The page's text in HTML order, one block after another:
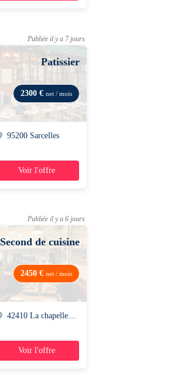
Publiée il y a 7 jours
Patissier
2300 € net / mois
95200 Sarcelles
39h/semaine
Voir l'offre
Publiée il y a 6 jours
Second de cuisine
2450 € net / mois
39h/semaine
Voir l'offre